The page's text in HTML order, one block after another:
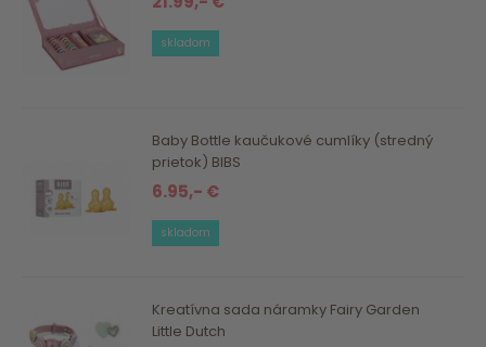
skladom
Baby Bottle kaučukové cumlíky (stredný
prietok) BIBS
6.95,- €
skladom
Kreatívna sada náramky Fairy Garden
Little Dutch